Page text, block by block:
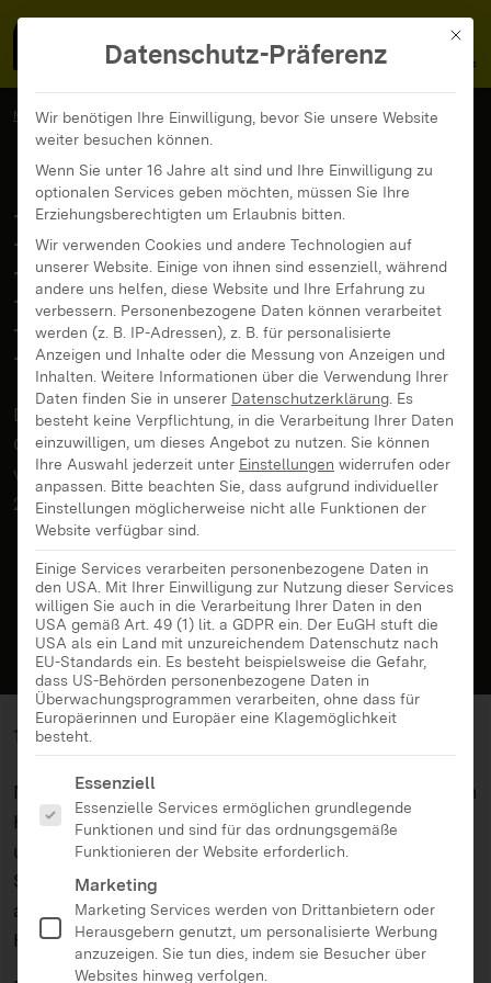
MENÜ
MedienFokus BW ...
News und Beiträge
Deutsche Hacking Meisterschaften in Heilbronn
Deutsche Hacking
Meisterschaften in
Heilbronn
Die Finalisten der Cyber Security Challenge
Germany und die besten DACH Teams aus
verschiedenen Qualifikationen treffen sich vom 16-
20. Juni 2025 erstmals in Heilbronn.
18.06.2025
Noch bis zum 20. Juni 2025 messen sich erstmals in
Heilbronn die 72 besten Nachwuchs-Hackerinnen
und -Hacker aus Deutschland, Österreich und der
Schweiz. Die meisten Teilnehmenden sind jünger
als 25 Jahre und haben sich bei verschiedenen
Hacking-Events für die Meisterschaft qualifiziert.
Mit
Datenschutz-Präferenz
Wir benötigen Ihre Einwilligung, bevor Sie unsere Website
weiter besuchen können.
Wenn Sie unter 16 Jahre alt sind und Ihre Einwilligung zu
optionalen Services geben möchten, müssen Sie Ihre
Erziehungsberechtigten um Erlaubnis bitten.
Wir verwenden Cookies und andere Technologien auf
unserer Website. Einige von ihnen sind essenziell, während
andere uns helfen, diese Website und Ihre Erfahrung zu
verbessern. Personenbezogene Daten können verarbeitet
werden (z. B. IP-Adressen), z. B. für personalisierte
Anzeigen und Inhalte oder die Messung von Anzeigen und
Inhalten. Weitere Informationen über die Verwendung Ihrer
Daten finden Sie in unserer Datenschutzerklärung Es
besteht keine Verpflichtung, in die Verarbeitung Ihrer Daten
einzuwilligen, um dieses Angebot zu nutzen. Sie können
Ihre Auswahl jederzeit unter Einstellungen widerrufen oder
anpassen. Bitte beachten Sie, dass aufgrund individueller
Einstellungen möglicherweise nicht alle Funktionen der
Website verfügbar sind.
Einige Services verarbeiten personenbezogene Daten in
den USA. Mit Ihrer Einwilligung zur Nutzung dieser Services
willigen Sie auch in die Verarbeitung Ihrer Daten in den
USA gemäß Art. 49 (1) lit. a GDPR ein. Der EuGH stuft die
USA als ein Land mit unzureichendem Datenschutz nach
EU-Standards ein. Es besteht beispielsweise die Gefahr,
dass US-Behörden personenbezogene Daten in
Überwachungsprogrammen verarbeiten, ohne dass für
Europäerinnen und Europäer eine Klagemöglichkeit
besteht.
Es folgt eine Liste der Service-Gruppen, für die eine
Essenziell
Essenzielle Services ermöglichen grundlegende
Funktionen und sind für das ordnungsgemäße
Funktionieren der Website erforderlich.
Marketing
Marketing Services werden von Drittanbietern oder
Herausgebern genutzt, um personalisierte Werbung
anzuzeigen. Sie tun dies, indem sie Besucher über
Websites hinweg verfolgen.